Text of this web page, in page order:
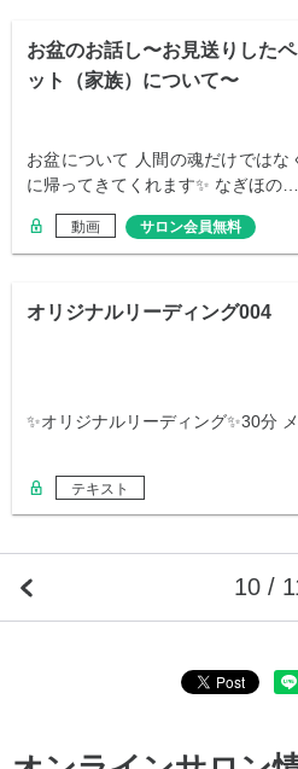
お盆のお話し〜お見送りしたペ
ット（家族）について〜
お盆について 人間の魂だけでは
に帰ってきてくれます✨ なぎほの…
動画 サロン会員無料
オリジナルリーディング004
✨オリジナルリーディング✨30分
テキスト
10 /